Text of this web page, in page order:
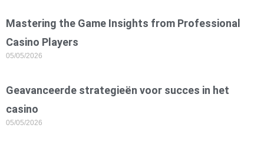
Mastering the Game Insights from Professional
Casino Players
05/05/2026
Geavanceerde strategieën voor succes in het
casino
05/05/2026